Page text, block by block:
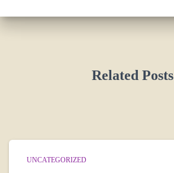
Related Posts
UNCATEGORIZED